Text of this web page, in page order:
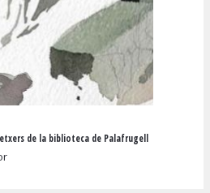
de la biblioteca de Palafrugell